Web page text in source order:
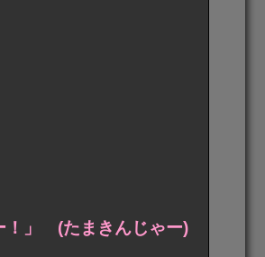
！」 (たまきんじゃー)